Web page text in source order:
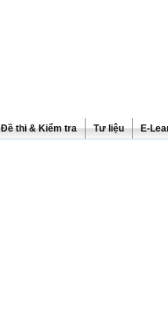
Đề thi & Kiểm tra Tư liệu E-